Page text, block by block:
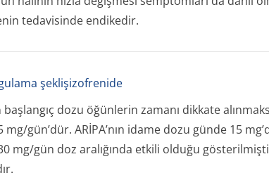
tedavisinde endikedir.
şeklişizofrenide
başlangıç dozu öğünlerin zamanı dikkate
gün’dür. ARİPA’nın idame dozu günde 15
mg/gün doz aralığında etkili olduğu